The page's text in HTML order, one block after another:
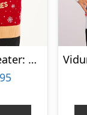
Årets julesweater: Walking Around With My Snowmies LED – dame / kvinder. Ugly Christmas Sweater lavet i Danmark